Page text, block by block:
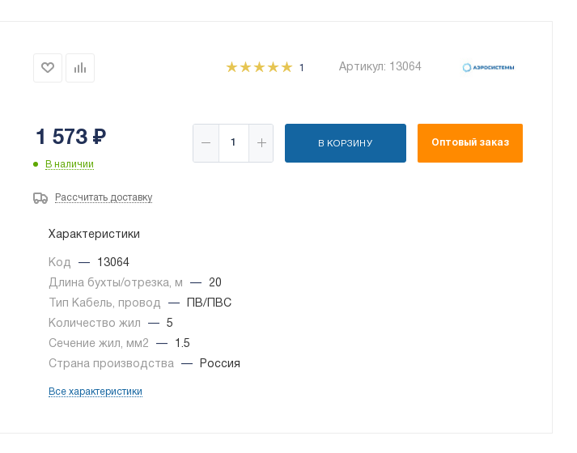
1 Артикул: 13064
1 573₽
В наличии
В КОРЗИНУ Оптовый заказ
Рассчитать доставку
Характеристики
Код —
13064
Длина бухты/отрезка, м
—
20
Тип Кабель, провод
—
ПВ/ПВС
Количество жил
—
5
Сечение жил, мм2
—
1.5
Страна производства
— Россия
Все характеристики